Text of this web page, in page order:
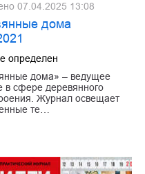
07.04.2025 13:08
дома
определен
дома» – ведущее
в сфере деревянного
Журнал освещает
те…